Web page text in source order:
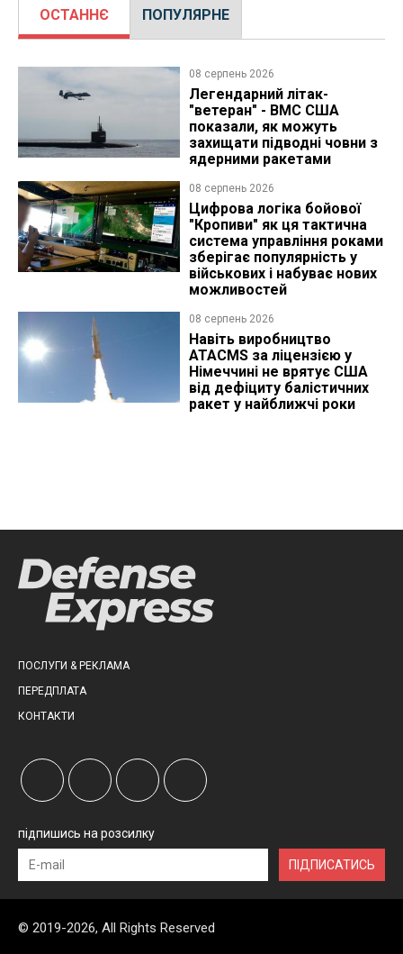
ОСТАННЄ ПОПУЛЯРНЕ
08 серпень 2026
Легендарний літак-
"ветеран" - ВМС США
показали, як можуть
захищати підводні човни з
ядерними ракетами
08 серпень 2026
Цифрова логіка бойової
"Кропиви" як ця тактична
система управління роками
зберігає популярність у
військових і набуває нових
можливостей
08 серпень 2026
Навіть виробництво
ATACMS за ліцензією у
Німеччині не врятує США
від дефіциту балістичних
ракет у найближчі роки
ПОСЛУГИ & РЕКЛАМА
ПЕРЕДПЛАТА
КОНТАКТИ
підпишись на розсилку
ПІДПИСАТИСЬ
© 2019-2026, All Rights Reserved